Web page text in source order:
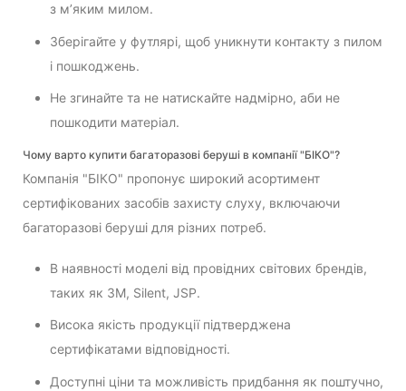
з м’яким милом.
Зберігайте у футлярі, щоб уникнути контакту з пилом
і пошкоджень.
Не згинайте та не натискайте надмірно, аби не
пошкодити матеріал.
Чому варто купити багаторазові беруші в компанії "БІКО"?
Компанія "БІКО" пропонує широкий асортимент
сертифікованих засобів захисту слуху, включаючи
багаторазові беруші для різних потреб.
В наявності моделі від провідних світових брендів,
таких як 3M, Silent, JSP.
Висока якість продукції підтверджена
сертифікатами відповідності.
Доступні ціни та можливість придбання як поштучно,